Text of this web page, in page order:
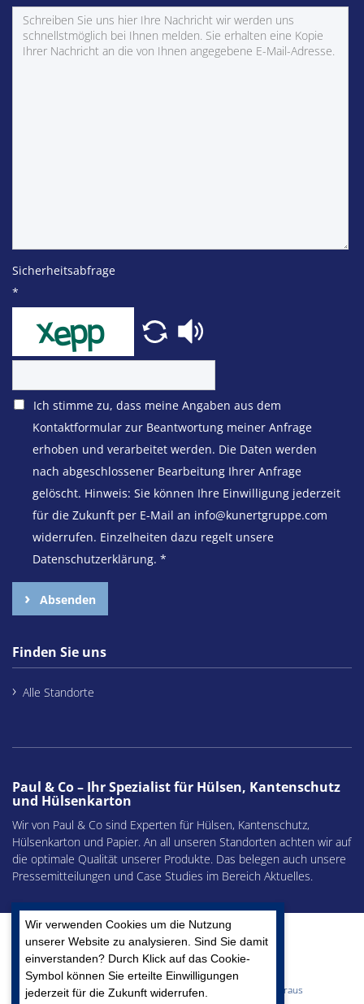
Wir verwenden Cookies um die Nutzung
unserer Website zu analysieren. Sind Sie damit
einverstanden? Durch Klick auf das Cookie-
Symbol können Sie erteilte Einwilligungen
jederzeit für die Zukunft widerrufen.
Sicherheitsabfrage
*
Ich stimme zu, dass meine Angaben aus dem
Kontaktformular zur Beantwortung meiner Anfrage
erhoben und verarbeitet werden. Die Daten werden
nach abgeschlossener Bearbeitung Ihrer Anfrage
gelöscht. Hinweis: Sie können Ihre Einwilligung jederzeit
für die Zukunft per E-Mail an info@kunertgruppe.com
widerrufen. Einzelheiten dazu regelt unsere
Datenschutzerklärung. *
Absenden
Finden Sie uns
Alle Standorte
Paul & Co – Ihr Spezialist für Hülsen, Kantenschutz
und Hülsenkarton
Wir von Paul & Co sind Experten für Hülsen, Kantenschutz,
Hülsenkarton und Papier. An all unseren Standorten achten wir auf
die optimale Qualität unserer Produkte. Das belegen auch unsere
Pressemitteilungen und Case Studies im Bereich Aktuelles.
Hülsen, Wellpappe, Papier – Wir machen mehr daraus